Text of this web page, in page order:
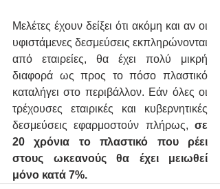
Μελέτες έχουν δείξει ότι ακόμη και αν οι
υφιστάμενες δεσμεύσεις εκπληρώνονται
από εταιρείες, θα έχει πολύ μικρή
διαφορά ως προς το πόσο πλαστικό
καταλήγει στο περιβάλλον. Εάν όλες οι
τρέχουσες εταιρικές και κυβερνητικές
δεσμεύσεις εφαρμοστούν πλήρως, σε
20 χρόνια το πλαστικό που ρέει
στους ωκεανούς θα έχει μειωθεί
μόνο κατά 7%.